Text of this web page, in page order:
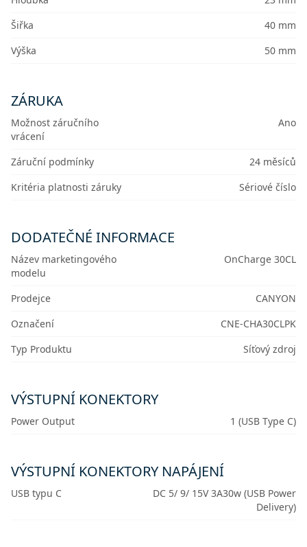
Šiřka
40 mm
Výška
50 mm
ZÁRUKA
Možnost záručního
vrácení
Ano
Záruční podmínky
24 měsíců
Kritéria platnosti záruky
Sériové číslo
DODATEČNÉ INFORMACE
Název marketingového
modelu
OnCharge 30CL
Prodejce
CANYON
Označení
CNE-CHA30CLPK
Typ Produktu
Síťový zdroj
VÝSTUPNÍ KONEKTORY
Power Output 1 (USB Type C)
VÝSTUPNÍ KONEKTORY NAPÁJENÍ
USB typu C
DC 5/ 9/ 15V 3A30w (USB Power
Delivery)